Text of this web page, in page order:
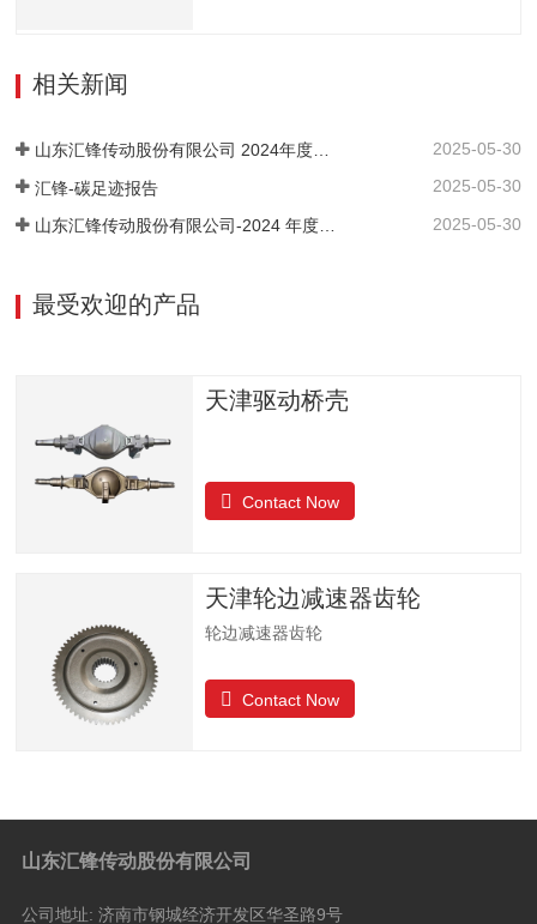
相关新闻
山东汇锋传动股份有限公司 2024年度社会责任报告 2025-05-30
汇锋-碳足迹报告 2025-05-30
2025-05-30
最受欢迎的产品
天津驱动桥壳
Contact Now
天津轮边减速器齿轮
轮边减速器齿轮
Contact Now
山东汇锋传动股份有限公司
公司地址: 济南市钢城经济开发区华圣路9号